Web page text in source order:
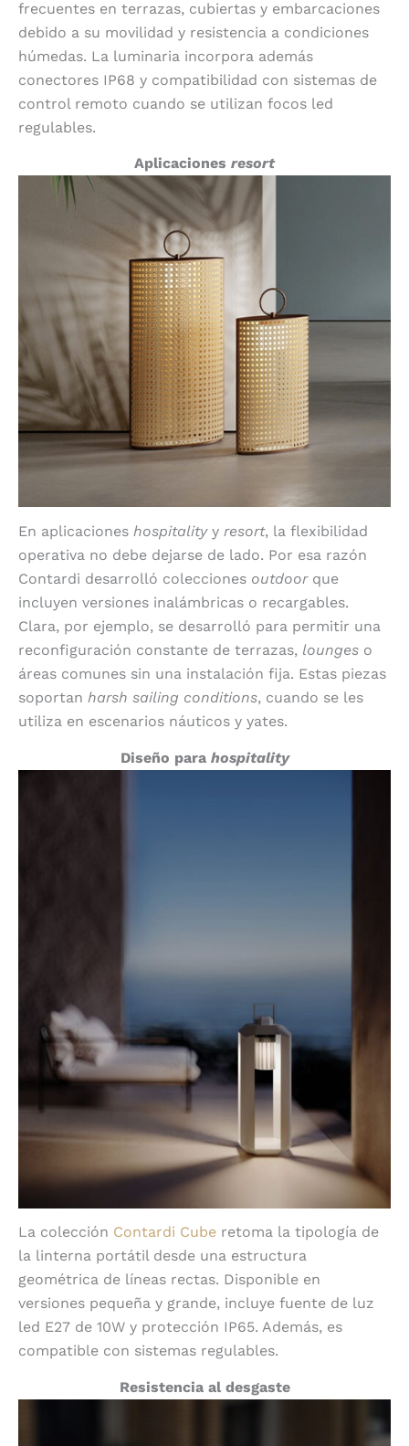
frecuentes en terrazas, cubiertas y embarcaciones
debido a su movilidad y resistencia a condiciones
húmedas. La luminaria incorpora además
conectores IP68 y compatibilidad con sistemas de
control remoto cuando se utilizan focos led
regulables.
Aplicaciones resort
En aplicaciones hospitalityy resort, la flexibilidad
operativa no debe dejarse de lado. Por esa razón
Contardi desarrolló colecciones outdoorque
incluyen versiones inalámbricas o recargables.
Clara, por ejemplo, se desarrolló para permitir una
reconfiguración constante de terrazas, lounges o
áreas comunes sin una instalación fija. Estas piezas
soportan harsh sailing conditions, cuando se les
utiliza en escenarios náuticos y yates.
Diseño para hospitality
La colección Contardi Cube retoma la tipología de
la linterna portátil desde una estructura
geométrica de líneas rectas. Disponible en
versiones pequeña y grande, incluye fuente de luz
led E27 de 10W y protección IP65. Además, es
compatible con sistemas regulables.
Resistencia al desgaste